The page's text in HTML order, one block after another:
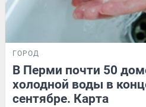
ГОРОД
В Перми почти 50
холодной воды в
сентябре. Карта